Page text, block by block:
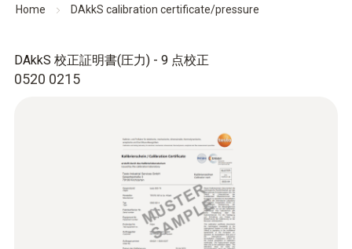
Home DAkkS calibration certificate/pressure
0520 0215
DAkkS 校正証明書(圧力) - 9 点校正